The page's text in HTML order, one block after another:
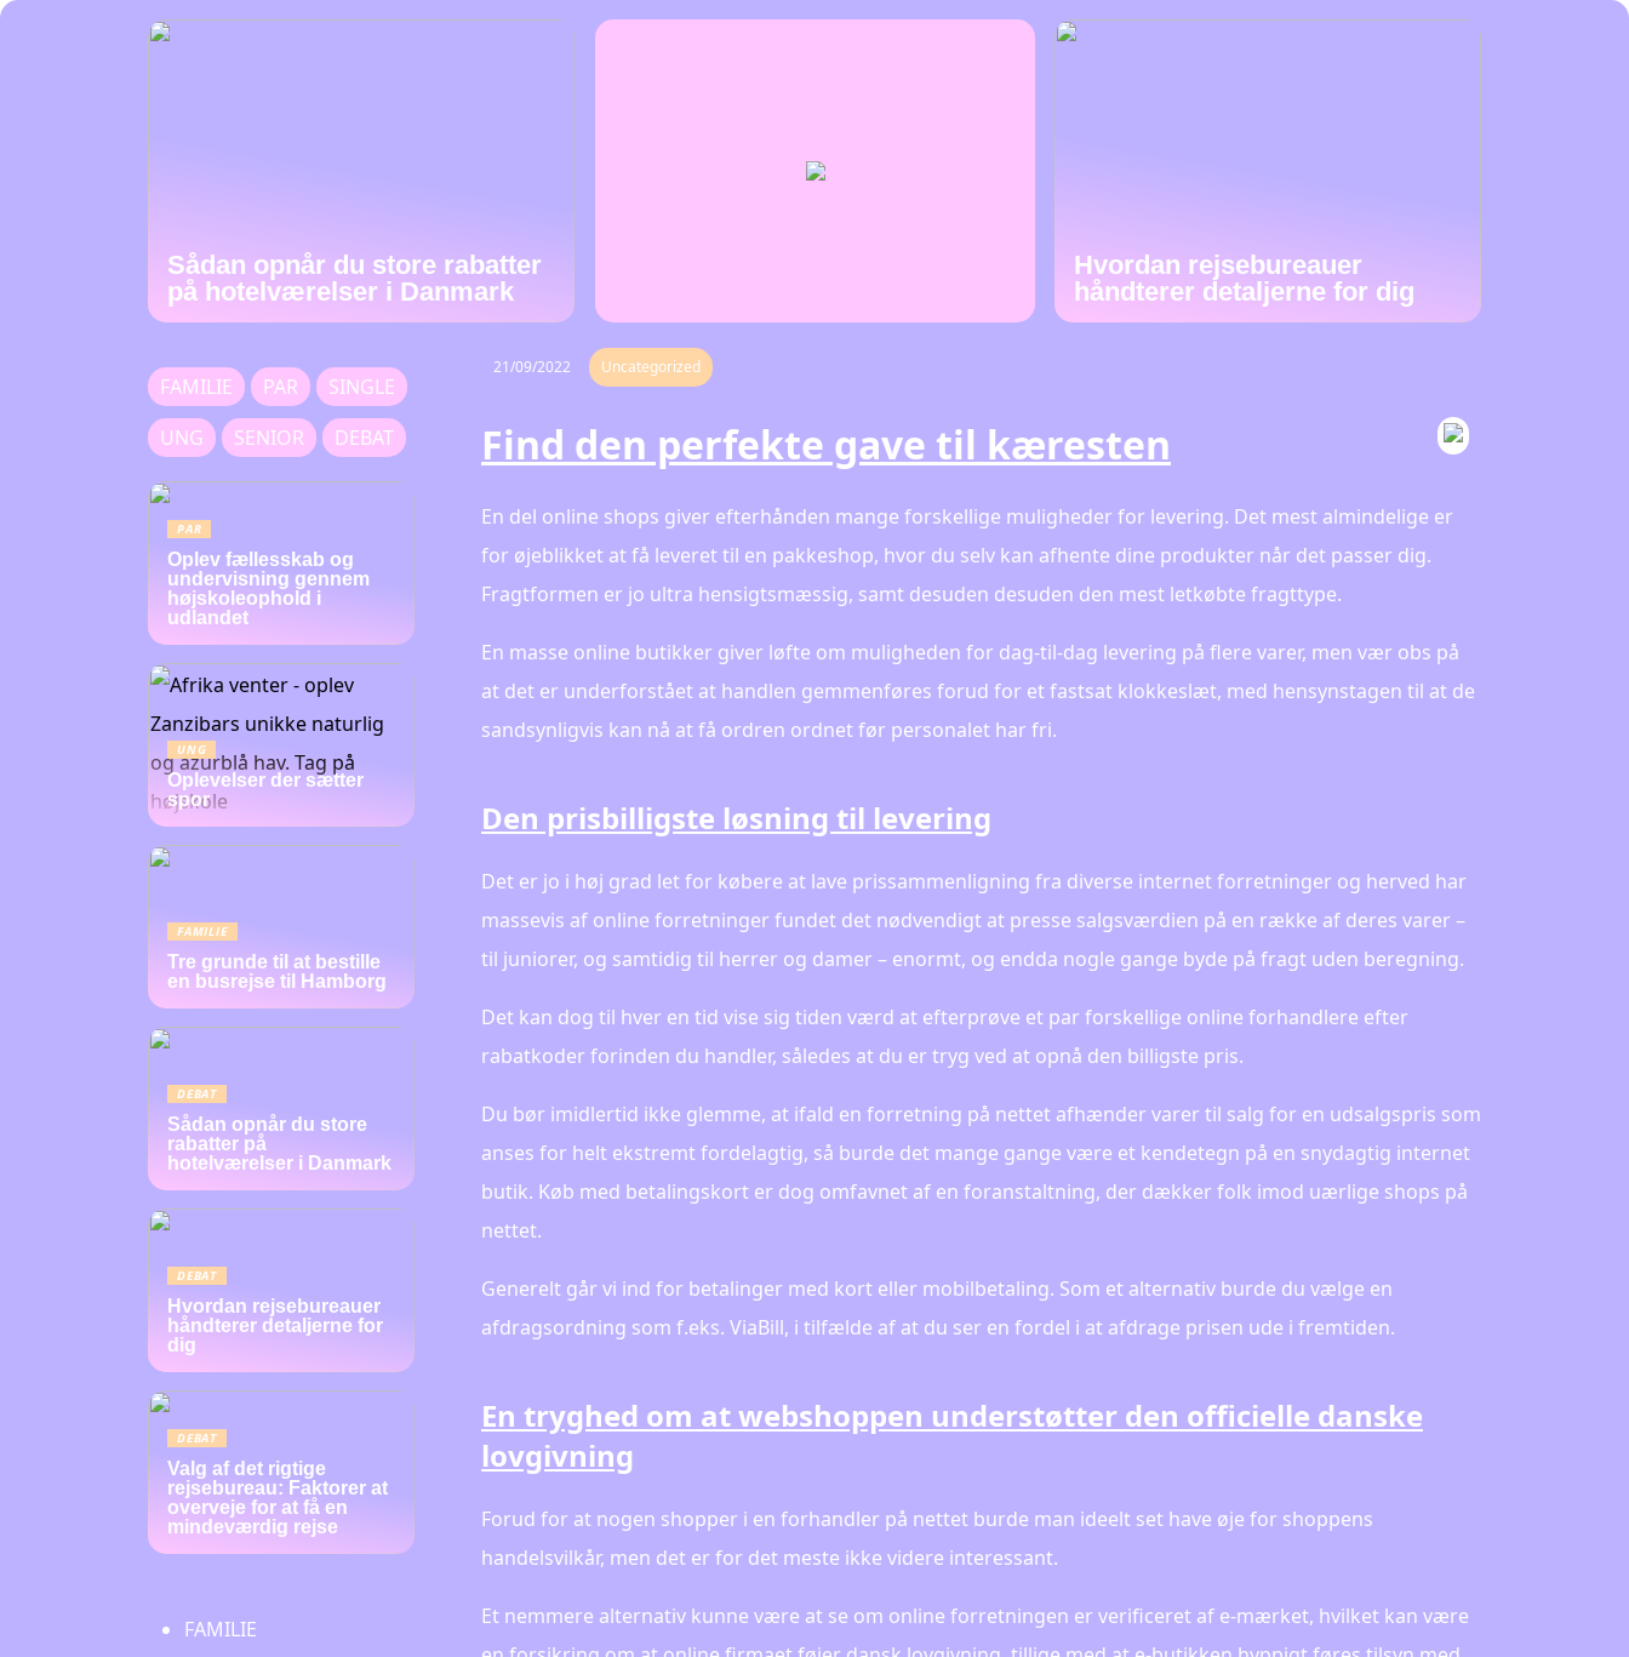
Sådan opnår du store rabatter
på hotelværelser i Danmark
Hvordan rejsebureauer
håndterer detaljerne for dig
21/09/2022 Uncategorized
Find den perfekte gave til kæresten
En del online shops giver efterhånden mange forskellige muligheder for levering. Det mest almindelige er
for øjeblikket at få leveret til en pakkeshop, hvor du selv kan afhente dine produkter når det passer dig.
Fragtformen er jo ultra hensigtsmæssig, samt desuden desuden den mest letkøbte fragttype.
En masse online butikker giver løfte om muligheden for dag-til-dag levering på flere varer, men vær obs på
at det er underforstået at handlen gemmenføres forud for et fastsat klokkeslæt, med hensynstagen til at de
sandsynligvis kan nå at få ordren ordnet før personalet har fri.
Den prisbilligste løsning til levering
Det er jo i høj grad let for købere at lave prissammenligning fra diverse internet forretninger og herved har
massevis af online forretninger fundet det nødvendigt at presse salgsværdien på en række af deres varer –
til juniorer, og samtidig til herrer og damer – enormt, og endda nogle gange byde på fragt uden beregning.
Det kan dog til hver en tid vise sig tiden værd at efterprøve et par forskellige online forhandlere efter
rabatkoder forinden du handler, således at du er tryg ved at opnå den billigste pris.
Du bør imidlertid ikke glemme, at ifald en forretning på nettet afhænder varer til salg for en udsalgspris som
anses for helt ekstremt fordelagtig, så burde det mange gange være et kendetegn på en snydagtig internet
butik. Køb med betalingskort er dog omfavnet af en foranstaltning, der dækker folk imod uærlige shops på
nettet.
Generelt går vi ind for betalinger med kort eller mobilbetaling. Som et alternativ burde du vælge en
afdragsordning som f.eks. ViaBill, i tilfælde af at du ser en fordel i at afdrage prisen ude i fremtiden.
En tryghed om at webshoppen understøtter den officielle danske
lovgivning
Forud for at nogen shopper i en forhandler på nettet burde man ideelt set have øje for shoppens
handelsvilkår, men det er for det meste ikke videre interessant.
Et nemmere alternativ kunne være at se om online forretningen er verificeret af e-mærket, hvilket kan være
FAMILIE PAR
SINGLE
UNG
SENIOR DEBAT
PAR
Oplev fællesskab og
undervisning gennem
højskoleophold i
udlandet
UNG
Oplevelser der sætter
spor
FAMILIE
Tre grunde til at bestille
en busrejse til Hamborg
DEBAT
Sådan opnår du store
rabatter på
hotelværelser i Danmark
DEBAT
Hvordan rejsebureauer
håndterer detaljerne for
dig
DEBAT
Valg af det rigtige
rejsebureau: Faktorer at
overveje for at få en
mindeværdig rejse
FAMILIE